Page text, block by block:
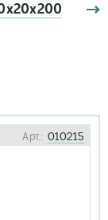
Арт.: 010215